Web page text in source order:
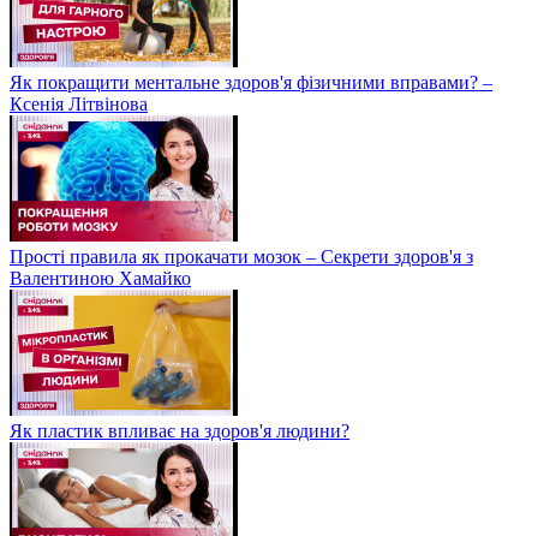
Як покращити ментальне здоров'я фізичними вправами? –
Ксенія Літвінова
Прості правила як прокачати мозок – Секрети здоров'я з
Валентиною Хамайко
Як пластик впливає на здоров'я людини?